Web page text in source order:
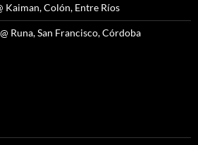
Kaiman, Colón, Entre Ríos
Runa, San Francisco, Córdoba